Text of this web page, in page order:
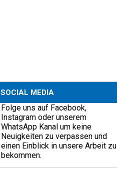
SOCIAL MEDIA
Folge uns auf Facebook,
Instagram oder unserem
WhatsApp Kanal um keine
Neuigkeiten zu verpassen und
einen Einblick in unsere Arbeit zu
bekommen.